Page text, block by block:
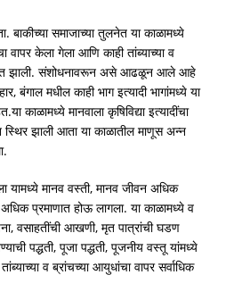
बाकीच्या समाजाच्या तुलनेत या काळामध्ये
केला गेला आणि काही तांब्याच्या व
झाली. संशोधनावरून असे आढळून आले आहे
बंगाल मधील काही भाग इत्यादी भागांमध्ये या
काळामध्ये मानवाला कृषिविद्या इत्यादींचा
झाली आता या काळातील माणूस अन्न
यामध्ये मानव वस्ती, मानव जीवन अधिक
प्रमाणात होऊ लागला. या काळामध्ये व
वसाहतींची आखणी, मृत पात्रांची घडण
पद्धती, पूजा पद्धती, पूजनीय वस्तू यांमध्ये
व ब्रांचच्या आयुधांचा वापर सर्वाधिक